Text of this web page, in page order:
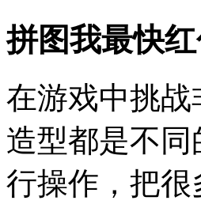
拼图我最快
在游戏中挑
造型都是不
行操作，把